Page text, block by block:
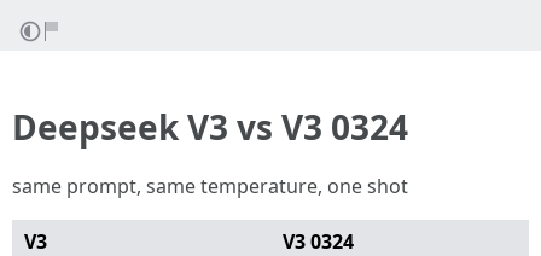
Deepseek V3 vs V3 0324
same prompt, same temperature, one shot
V3 V3 0324